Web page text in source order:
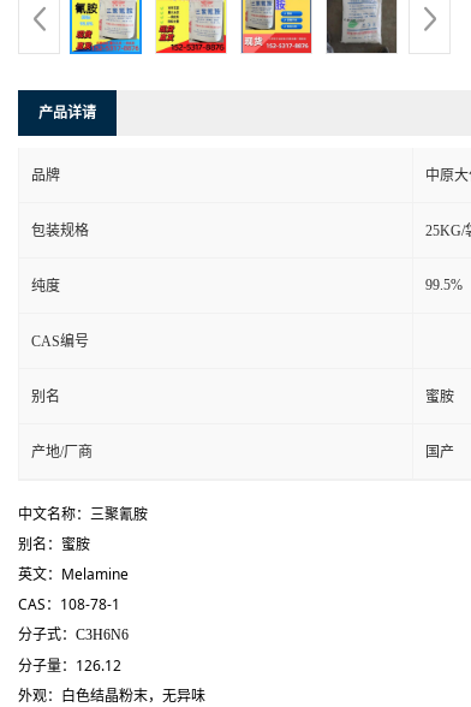
产品详请
品牌 中原
包装规格 25KG/
纯度 99.5%
CAS编号
别名 蜜胺
产地/厂商 国产
中文名称：三聚氰胺
别名：蜜胺
英文：Melamine
CAS： 108-78-1
分子式： C3H6N6
分子量：126.12
外观：白色结晶粉末，无异味